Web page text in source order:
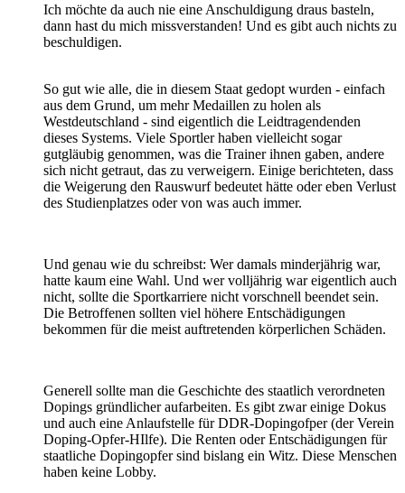
Ich möchte da auch nie eine Anschuldigung draus basteln,
dann hast du mich missverstanden! Und es gibt auch nichts zu
beschuldigen.
So gut wie alle, die in diesem Staat gedopt wurden - einfach
aus dem Grund, um mehr Medaillen zu holen als
Westdeutschland - sind eigentlich die Leidtragendenden
dieses Systems. Viele Sportler haben vielleicht sogar
gutgläubig genommen, was die Trainer ihnen gaben, andere
sich nicht getraut, das zu verweigern. Einige berichteten, dass
die Weigerung den Rauswurf bedeutet hätte oder eben Verlust
des Studienplatzes oder von was auch immer.
Und genau wie du schreibst: Wer damals minderjährig war,
hatte kaum eine Wahl. Und wer volljährig war eigentlich auch
nicht, sollte die Sportkarriere nicht vorschnell beendet sein.
Die Betroffenen sollten viel höhere Entschädigungen
bekommen für die meist auftretenden körperlichen Schäden.
Generell sollte man die Geschichte des staatlich verordneten
Dopings gründlicher aufarbeiten. Es gibt zwar einige Dokus
und auch eine Anlaufstelle für DDR-Dopingofper (der Verein
Doping-Opfer-HIlfe). Die Renten oder Entschädigungen für
staatliche Dopingopfer sind bislang ein Witz. Diese Menschen
haben keine Lobby.